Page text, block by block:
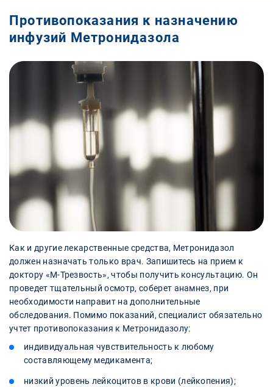
Противопоказания к назначению
инфузий Метронидазола
Как и другие лекарственные средства, Метронидазол
должен назначать только врач. Запишитесь на прием к
доктору «М-Трезвость», чтобы получить консультацию. Он
проведет тщательный осмотр, соберет анамнез, при
необходимости направит на дополнительные
обследования. Помимо показаний, специалист обязательно
учтет противопоказания к Метронидазолу:
индивидуальная чувствительность к любому
составляющему медикамента;
низкий уровень лейкоцитов в крови (лейкопения);